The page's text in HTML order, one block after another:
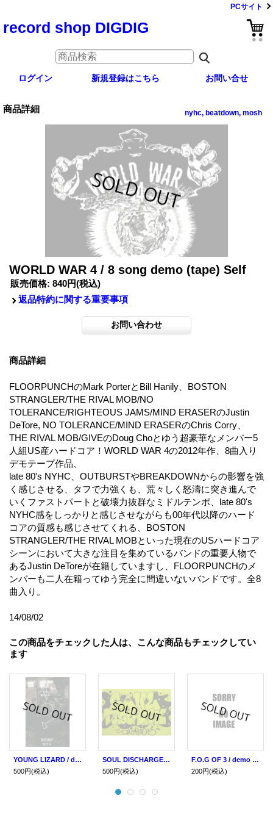
PCサイト
record shop DIGDIG
ログイン 新規登録はこちら お問い合せ
商品詳細 nyhc, beatdown, mosh
WORLD WAR 4 / 8 song demo (tape) Self
販売価格: 840円(税込)
返品特約に関する重要事項
商品詳細
FLOORPUNCHのMark PorterとBill Hanily、BOSTON
STRANGLER/THE RIVAL MOB/NO
TOLERANCE/RIGHTEOUS JAMS/MIND ERASERのJustin
DeTore, NO TOLERANCE/MIND ERASERのChris Corry、
THE RIVAL MOB/GIVEのDoug Choとゆう超豪華なメンバー5
人組US産ハードコア！WORLD WAR 4の2012年作、8曲入り
デモテープ作品、
late 80's NYHC、OUTBURSTやBREAKDOWNからの影響を強
く感じさせる、タフで力強くも、荒々しく怒濤に突き進んで
いくファストパートと破壊力抜群なミドルテンポ、late 80's
NYHC感をしっかりと感じさせながらも00年代以降のハード
コアの質感も感じさせてくれる、BOSTON
STRANGLER/THE RIVAL MOBといった現在のUSハードコア
シーンにおいて大きな注目を集めているバンドの重要人物で
あるJustin DeToreが在籍していますし、FLOORPUNCHのメ
ンバーも二人在籍ってゆう完全に間違いないバンドです。全8
曲入り。
14/08/02
この商品をチェックした人は、こんな商品もチェックしてい
ます
YOUNG LIZARD / demo 2013 (tape) Self
500円(税込)
SOUL DISCHARGE / demo 2013 (tape) Self
500円(税込)
F.O.G OF 3 / demo (tape) self
200円(税込)